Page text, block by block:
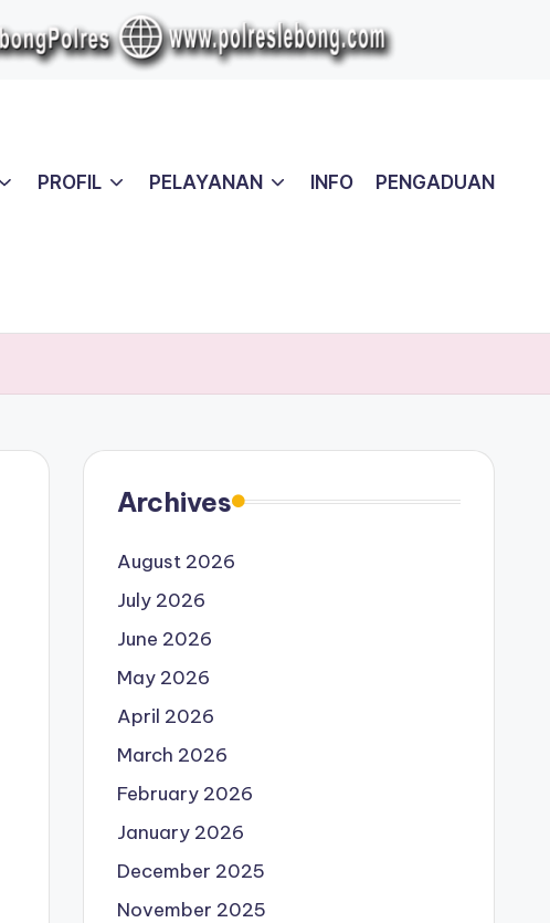
PROFIL PELAYANAN INFO PENGADUAN
Archives
August 2026
July 2026
June 2026
May 2026
April 2026
March 2026
February 2026
January 2026
December 2025
November 2025